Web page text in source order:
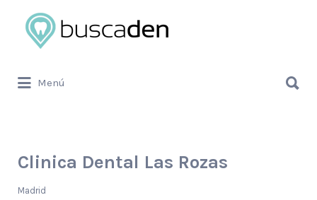
Buscar
por:
Menú
por:
Clinica Dental Las Rozas
Madrid